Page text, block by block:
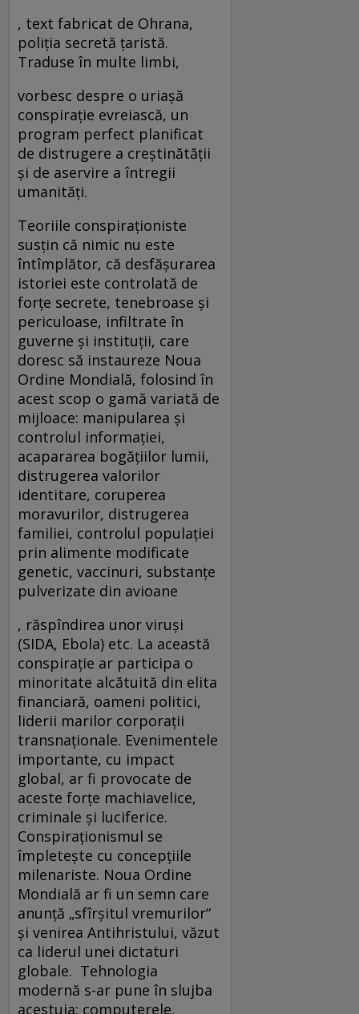
, text fabricat de Ohrana,
poliţia secretă ţaristă.
Traduse în multe limbi,
vorbesc despre o uriaşă
conspiraţie evreiască, un
program perfect planificat
de distrugere a creştinătăţii
şi de aservire a întregii
umanităţi.
Teoriile conspiraţioniste
susţin că nimic nu este
întîmplător, că desfăşurarea
istoriei este controlată de
forţe secrete, tenebroase şi
periculoase, infiltrate în
guverne şi instituţii, care
doresc să instaureze Noua
Ordine Mondială, folosind în
acest scop o gamă variată de
mijloace: manipularea şi
controlul informaţiei,
acapararea bogăţiilor lumii,
distrugerea valorilor
identitare, coruperea
moravurilor, distrugerea
familiei, controlul populaţiei
prin alimente modificate
genetic, vaccinuri, substanţe
pulverizate din avioane
, răspîndirea unor viruşi
(SIDA, Ebola) etc. La această
conspiraţie ar participa o
minoritate alcătuită din elita
financiară, oameni politici,
liderii marilor corporaţii
transnaţionale. Evenimentele
importante, cu impact
global, ar fi provocate de
aceste forţe machiavelice,
criminale şi luciferice.
Conspiraţionismul se
împleteşte cu concepţiile
milenariste. Noua Ordine
Mondială ar fi un semn care
anunţă „sfîrşitul vremurilor“
şi venirea Antihristului, văzut
ca liderul unei dictaturi
globale. Tehnologia
modernă s-ar pune în slujba
acestuia: computerele,